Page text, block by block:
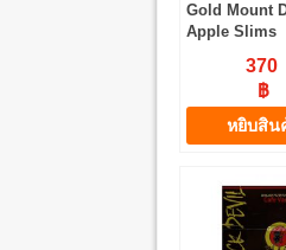
Gold Mount
Apple Slims
370
฿
หยิบสิน